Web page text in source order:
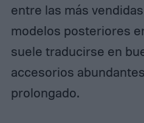
entre las más
modelos posteriores
suele traducirse en
accesorios
prolongado.